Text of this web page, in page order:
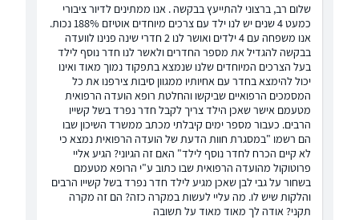
שלום רב, ברצוני להתייעץ בבקשה . אנו ממתינים לדיור ציבורי
כמעט 4 שנים יש לנו ילד עם צרכים מיוחדים אוטיזם 188% נכות.
אנו משפחה עם 4 ילדים ואושר לנו 2 חדרי שינה פנינו לוועדה
בבקשה להגדיל את מספר החדרים ולאשר לנו חדר נוסף לילד
בעל הצרכים המיוחדים שלנו שנמצא בתפקוד נמוך מאוד ואינו
יכול להימצא בחדר עם אחיותיו ממגוון סיבות צירפנו את כל
המסמכים הרפואיים שביקשו והחלטת רופא הועדה הרפואית
מטעמם אישר שאכן הילד צריך לקבל חדר נפרד בשל קשייו
הרבים. כעבור מספר ימים קיבלתי מכתב ממשרד השיכון שבו
הם רשמו "במסגרת חוות הדעת של הועדה הרפואית נמצא כי
לא קיים הכרח לחדר נוסף לילד" האם זה הגיוני? הגיע אליי
פרוטוקול מהועדה הרפואית שבו כתוב ע"י הרופא מטעמם
בשחור על גבי לבן שאכן מגיע לילד חדר נפרד בשל קשייו הרבים
והלקות שיש לו. מה עליי לעשות במקרה כזה? הם זה מקרה
תקני? אודה לך מאוד מאוד על תשובה